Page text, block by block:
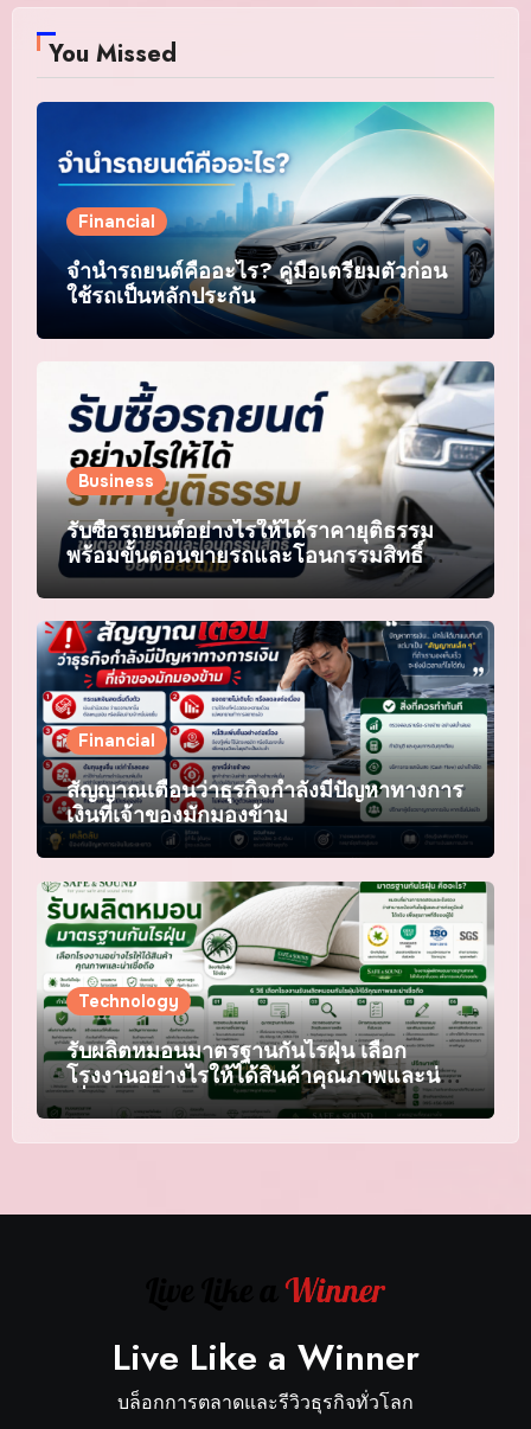
You Missed
Financial
จำนำรถยนต์คืออะไร? คู่มือเตรียมตัวก่อน
ใช้รถเป็นหลักประกัน
Business
รับซื้อรถยนต์อย่างไรให้ได้ราคายุติธรรม
พร้อมขั้นตอนขายรถและโอนกรรมสิทธิ์
อย่างปลอดภัย
Financial
สัญญาณเตือนว่าธุรกิจกำลังมีปัญหาทางการ
เงินที่เจ้าของมักมองข้าม
Technology
รับผลิตหมอนมาตรฐานกันไรฝุ่น เลือก
โรงงานอย่างไรให้ได้สินค้าคุณภาพและน่า
เชื่อถือ
Live Like a Winner
บล็อกการตลาดและรีวิวธุรกิจทั่วโลก